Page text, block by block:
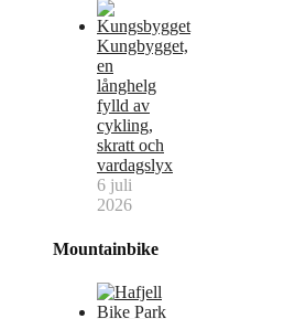
Kungbygget,
en
långhelg
fylld av
cykling,
skratt och
vardagslyx
6 juli
2026
Mountainbike